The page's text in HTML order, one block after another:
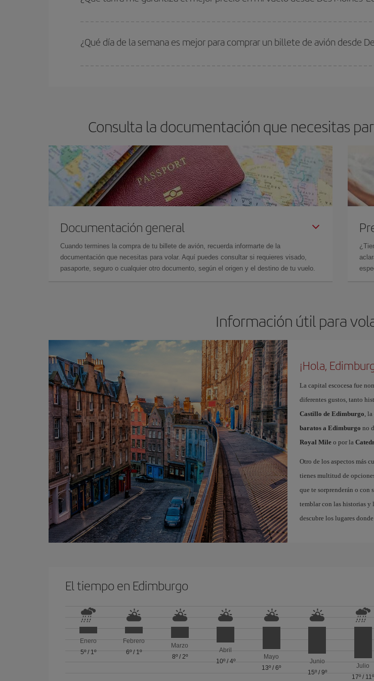
¿Qué día de la semana es mejor para comprar un billete de avión desde
Consulta la documentación que necesitas
Documentación general
Cuando termines la compra de tu billete de avión, recuerda informarte de la
documentación que necesitas para volar. Aquí puedes consultar si requieres visado,
pasaporte, seguro o cualquier otro documento, según el origen y el destino de tu vuelo.
Información útil para
¡Hola,
La capital escocesa fue
diferentes gustos, tanto
Castillo de Edimburgo,
baratos a Edimburgo no
Royal Mileo por la
Otro de los aspectos más
tienes multitud de
que te sorprenderán o con
temblar con las historias y
descubre los lugares
El tiempo en Edimburgo
Enero
5º/ 1º
Febrero
6º/ 1º
Marzo
8º/ 2º
Abril
10º/ 4º
Mayo
13º /6º
Junio
15º/ 9º
Julio
17º / 11º